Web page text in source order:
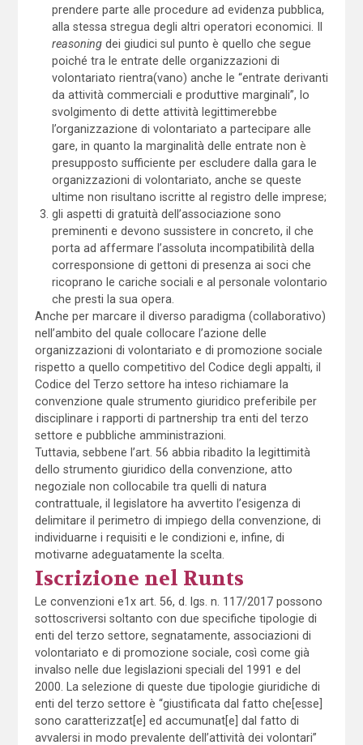
prendere parte alle procedure ad evidenza pubblica,
alla stessa stregua degli altri operatori economici. Il
reasoning dei giudici sul punto è quello che segue
poiché tra le entrate delle organizzazioni di
volontariato rientra(vano) anche le “entrate derivanti
da attività commerciali e produttive marginali”, lo
svolgimento di dette attività legittimerebbe
l’organizzazione di volontariato a partecipare alle
gare, in quanto la marginalità delle entrate non è
presupposto sufficiente per escludere dalla gara le
organizzazioni di volontariato, anche se queste
ultime non risultano iscritte al registro delle imprese;
gli aspetti di gratuità dell’associazione sono
preminenti e devono sussistere in concreto, il che
porta ad affermare l’assoluta incompatibilità della
corresponsione di gettoni di presenza ai soci che
ricoprano le cariche sociali e al personale volontario
che presti la sua opera.
Anche per marcare il diverso paradigma (collaborativo)
nell’ambito del quale collocare l’azione delle
organizzazioni di volontariato e di promozione sociale
rispetto a quello competitivo del Codice degli appalti, il
Codice del Terzo settore ha inteso richiamare la
convenzione quale strumento giuridico preferibile per
disciplinare i rapporti di partnership tra enti del terzo
settore e pubbliche amministrazioni.
Tuttavia, sebbene l’art. 56 abbia ribadito la legittimità
dello strumento giuridico della convenzione, atto
negoziale non collocabile tra quelli di natura
contrattuale, il legislatore ha avvertito l’esigenza di
delimitare il perimetro di impiego della convenzione, di
individuarne i requisiti e le condizioni e, infine, di
motivarne adeguatamente la scelta.
Iscrizione nel Runts
Le convenzioni e1x art. 56, d. lgs. n. 117/2017 possono
sottoscriversi soltanto con due specifiche tipologie di
enti del terzo settore, segnatamente, associazioni di
volontariato e di promozione sociale, così come già
invalso nelle due legislazioni speciali del 1991 e del
2000. La selezione di queste due tipologie giuridiche di
enti del terzo settore è “giustificata dal fatto che[esse]
sono caratterizzat[e] ed accumunat[e] dal fatto di
avvalersi in modo prevalente dell’attività dei volontari”